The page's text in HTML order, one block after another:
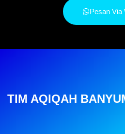
Pesan Via
TIM AQIQAH